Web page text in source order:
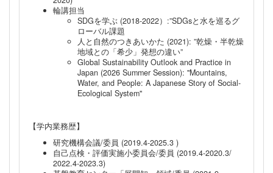
輪講担当
SDGを学ぶ (2018-2022）:”SDGsと水を巡るグ
ローバル課題
人と自然のつきあいかた (2021): ”乾燥・半乾燥
地域との「希少」発想の違い”
Global Sustainability Outlook and Practice in
Japan (2026 Summer Session): "Mountains,
Water, and People: A Japanese Story of Social-
Ecological System"
【学内業務歴】
研究機構会議/委員 (2019.4-2025.3 )
自己点検・評価実施小委員会/委員 (2019.4-2020.3/
2022.4-2023.3)